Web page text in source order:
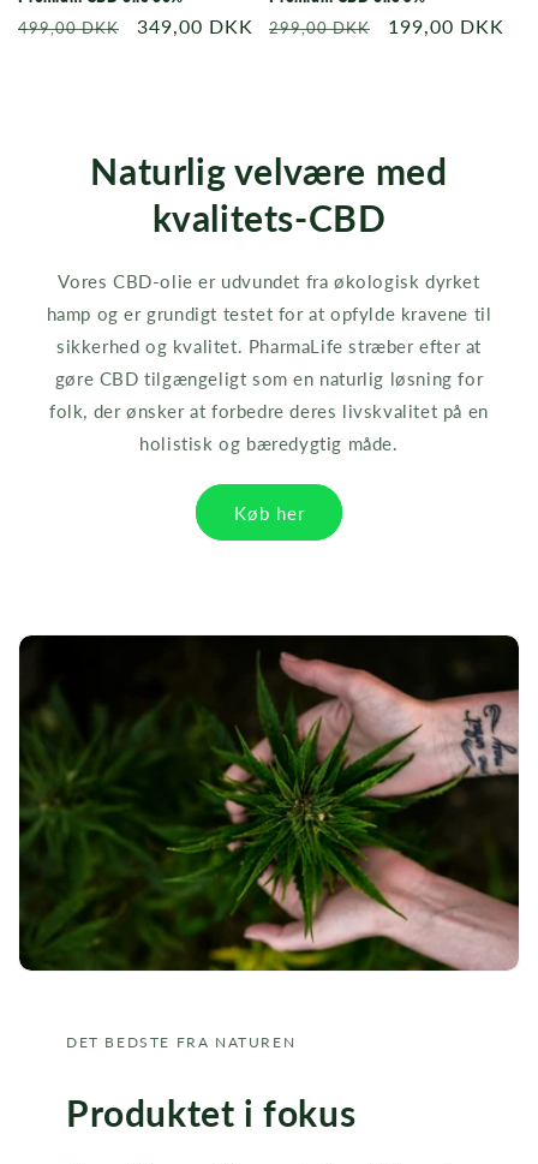
Normalpris
499,00 DKK Udsalgspris
349,00 DKK Normalpris
299,00 DKK Udsalgspris
199,00 DKK
Naturlig velvære med
kvalitets-CBD
Vores CBD-olie er udvundet fra økologisk dyrket
hamp og er grundigt testet for at opfylde kravene til
sikkerhed og kvalitet. PharmaLife stræber efter at
gøre CBD tilgængeligt som en naturlig løsning for
folk, der ønsker at forbedre deres livskvalitet på en
holistisk og bæredygtig måde.
Køb her
DET BEDSTE FRA NATUREN
Produktet i fokus